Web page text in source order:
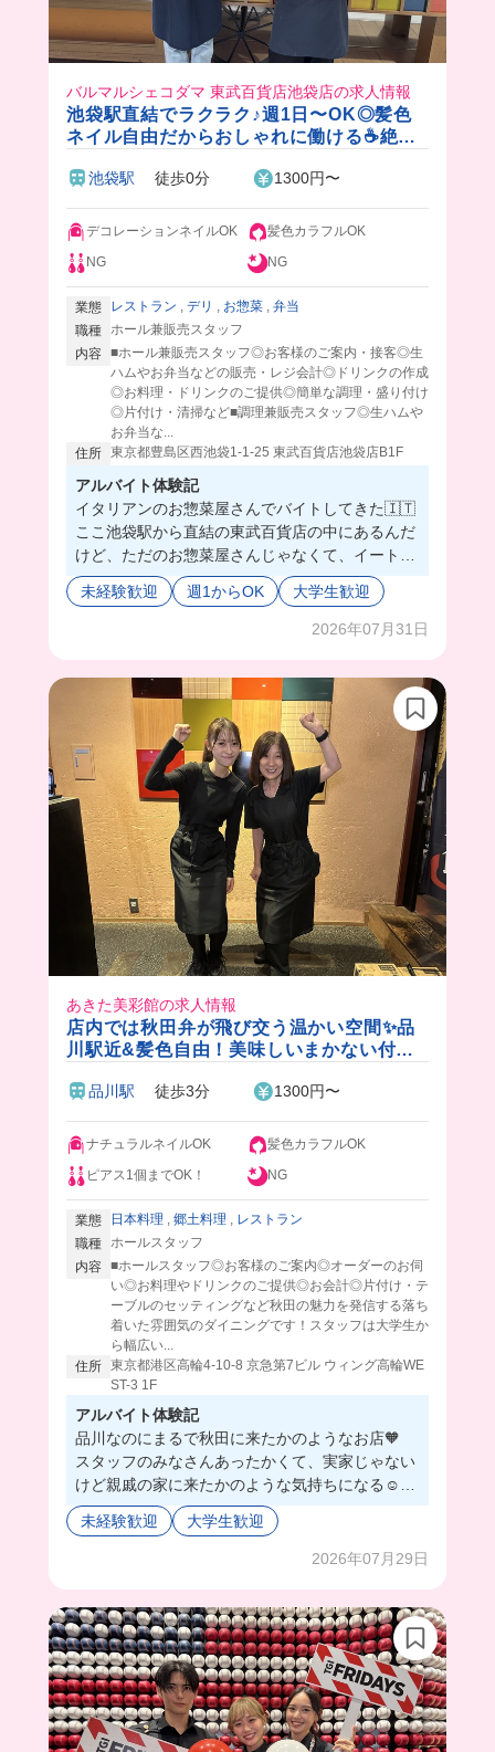
バルマルシェコダマ 東武百貨店池袋店の求人情報
池袋駅直結でラクラク♪週1日〜OK◎髪色
ネイル自由だからおしゃれに働ける☕️絶品
池袋駅 徒歩0分 1300円〜
デコレーションネイルOK
髪色カラフルOK
NG
NG
業態 レストラン , デリ , お惣菜 , 弁当
職種 ホール兼販売スタッフ
内容 ■ホール兼販売スタッフ◎お客様のご案内・接客◎生
ハムやお弁当などの販売・レジ会計◎ドリンクの作成
◎お料理・ドリンクのご提供◎簡単な調理・盛り付け
◎片付け・清掃など■調理兼販売スタッフ◎生ハムや
お弁当な...
住所 東京都豊島区西池袋1-1-25 東武百貨店池袋店B1F
アルバイト体験記
イタリアンのお惣菜屋さんでバイトしてきた🇮🇹
ここ池袋駅から直結の東武百貨店の中にあるんだ
けど、ただのお惣菜屋さんじゃなくて、イートイ
ンスペースもあるの❣️🙂
販売スタッフは商品のパック詰めとか簡単な盛り
付けをするんだけど、どれもシンプルな作業だか
うどいい◎❤️‍🔥
今は学生バイトがいない分、店長とか先輩たちか
ら甘やかされて毎日楽しいこと間違いなし🤣💖
未経験歓迎 週1からOK 大学生歓迎
2026年07月31日
あきた美彩館の求人情報
店内では秋田弁が飛び交う温かい空間✨品
川駅近&髪色自由！美味しいまかない付き
品川駅 徒歩3分 1300円〜
ナチュラルネイルOK
髪色カラフルOK
ピアス1個までOK！
NG
業態 日本料理 郷土料理
レストラン
職種
ホールスタッフ
内容 ■ホールスタッフ◎お客様のご案内◎オーダーのお伺
い◎お料理やドリンクのご提供◎お会計◎片付け・テ
ーブルのセッティングなど秋田の魅力を発信する落ち
着いた雰囲気のダイニングです！スタッフは大学生か
ら幅広い...
住所 東京都港区高輪4-10-8 京急第7ビル ウィング高輪WE
ST-3 1F
アルバイト体験記
品川なのにまるで秋田に来たかのようなお店🧡
スタッフのみなさんあったかくて、実家じゃない
けど親戚の家に来たかのような気持ちになる☺️💕
お母ちゃん世代が多いから、娘のような気持ちで
安心して働けるしちょっと甘えられちゃうかも🤭
まかないは日替わりでいろんなものが出てくるん
未経験歓迎 大学生歓迎
2026年07月29日